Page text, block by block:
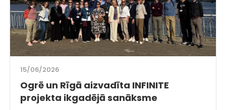
15/06/2026
Ogrē un Rīgā aizvadīta INFINITE
projekta ikgadējā sanāksme